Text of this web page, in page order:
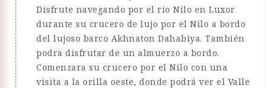
Disfrute navegando por el río Nilo en Luxor
durante su crucero de lujo por el Nilo a bordo
del lujoso barco Akhnaton Dahabiya. También
podra disfrutar de un almuerzo a bordo.
Comenzara su crucero por el Nilo con una
visita a la orilla oeste, donde podrá ver el Valle